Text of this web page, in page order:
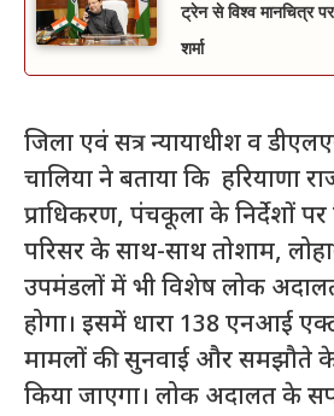
ट्रेन से विश्व मानचित्र
शर्मा
जिला एवं सत्र न्यायाधीश व
चालिया ने बताया कि हरियाणा
प्राधिकरण, पंचकूला के निर्देशों पर
परिसर के साथ-साथ तोशाम,
उपमंडलों में भी विशेष लोक
होगा। इसमें धारा 138 एनआई
मामलों की सुनवाई और समझौते के
किया जाएगा। लोक अदालत के